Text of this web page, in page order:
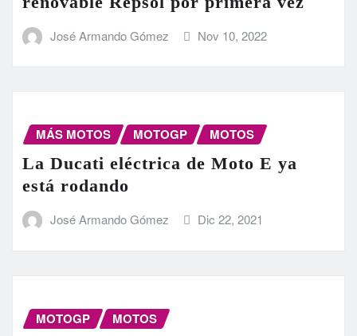
José Armando Gómez Nov 10, 2022
MÁS MOTOS MOTOGP MOTOS
La Ducati eléctrica de Moto E ya
está rodando
José Armando Gómez Dic 22, 2021
MOTOGP MOTOS